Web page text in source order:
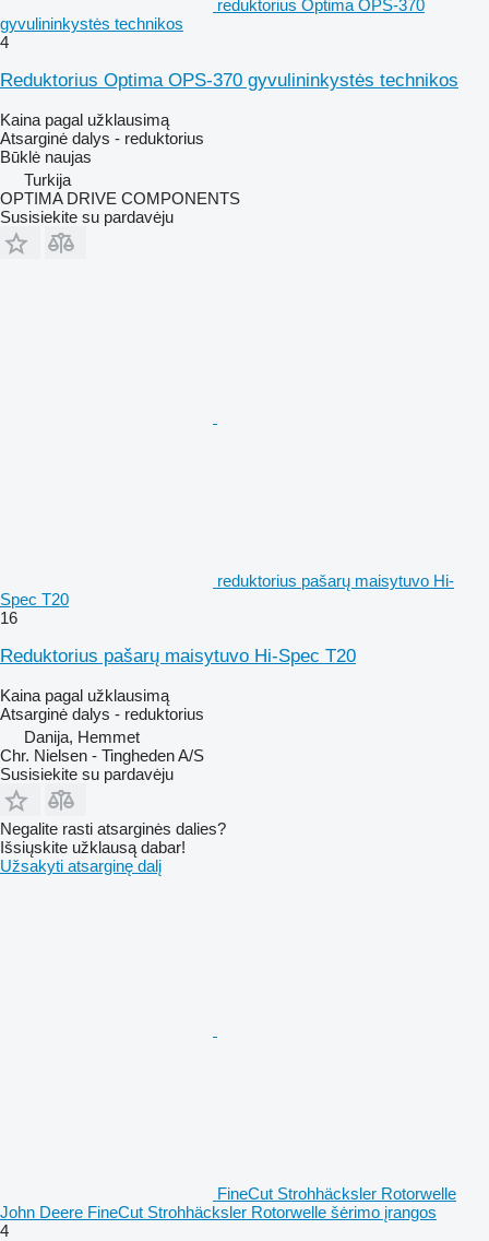
reduktorius Optima OPS-370
gyvulininkystės technikos
4
Reduktorius Optima OPS-370 gyvulininkystės technikos
Kaina pagal užklausimą
Atsarginė dalys - reduktorius
Būklė naujas
Turkija
OPTIMA DRIVE COMPONENTS
Susisiekite su pardavėju
reduktorius pašarų maisytuvo Hi-
Spec T20
16
Reduktorius pašarų maisytuvo Hi-Spec T20
Kaina pagal užklausimą
Atsarginė dalys - reduktorius
Danija, Hemmet
Chr. Nielsen - Tingheden A/S
Susisiekite su pardavėju
Negalite rasti atsarginės dalies?
Išsiųskite užklausą dabar!
Užsakyti atsarginę dalį
FineCut Strohhäcksler Rotorwelle
John Deere FineCut Strohhäcksler Rotorwelle šėrimo įrangos
4